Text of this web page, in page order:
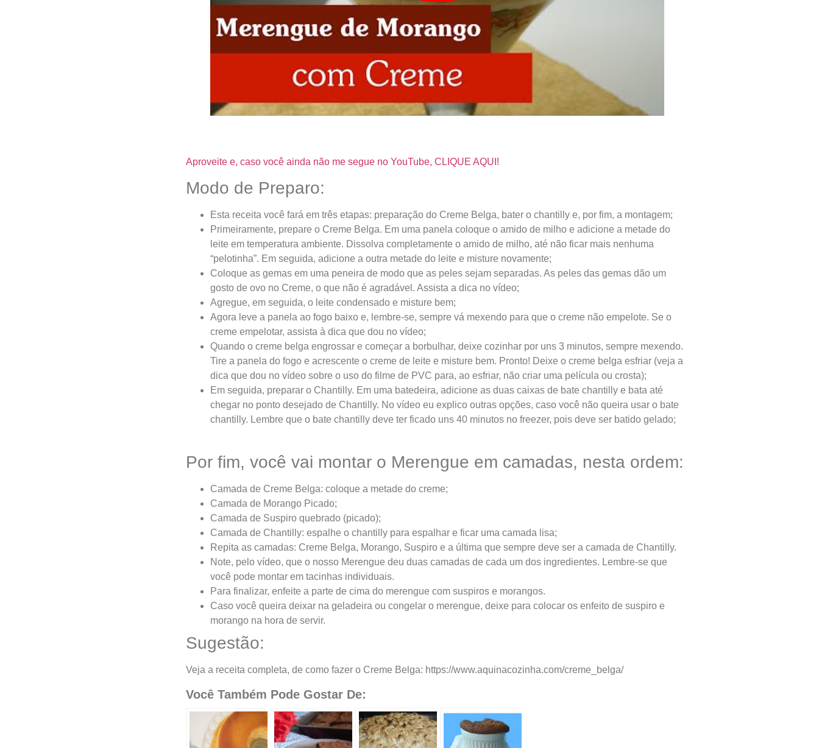
Aproveite e, caso você ainda não me segue no YouTube, CLIQUE AQUI!
Modo de Preparo:
Esta receita você fará em três etapas: preparação do Creme Belga, bater o chantilly e, por fim, a montagem;
Primeiramente, prepare o Creme Belga. Em uma panela coloque o amido de milho e adicione a metade do
leite em temperatura ambiente. Dissolva completamente o amido de milho, até não ficar mais nenhuma
“pelotinha”. Em seguida, adicione a outra metade do leite e misture novamente;
Coloque as gemas em uma peneira de modo que as peles sejam separadas. As peles das gemas dão um
gosto de ovo no Creme, o que não é agradável. Assista a dica no vídeo;
Agregue, em seguida, o leite condensado e misture bem;
Agora leve a panela ao fogo baixo e, lembre-se, sempre vá mexendo para que o creme não empelote. Se o
creme empelotar, assista à dica que dou no vídeo;
Quando o creme belga engrossar e começar a borbulhar, deixe cozinhar por uns 3 minutos, sempre mexendo.
Tire a panela do fogo e acrescente o creme de leite e misture bem. Pronto! Deixe o creme belga esfriar (veja a
dica que dou no vídeo sobre o uso do filme de PVC para, ao esfriar, não criar uma película ou crosta);
Em seguida, preparar o Chantilly. Em uma batedeira, adicione as duas caixas de bate chantilly e bata até
chegar no ponto desejado de Chantilly. No vídeo eu explico outras opções, caso você não queira usar o bate
chantilly. Lembre que o bate chantilly deve ter ficado uns 40 minutos no freezer, pois deve ser batido gelado;
Por fim, você vai montar o Merengue em camadas, nesta ordem:
Camada de Creme Belga: coloque a metade do creme;
Camada de Morango Picado;
Camada de Suspiro quebrado (picado);
Camada de Chantilly: espalhe o chantilly para espalhar e ficar uma camada lisa;
Repita as camadas: Creme Belga, Morango, Suspiro e a última que sempre deve ser a camada de Chantilly.
Note, pelo vídeo, que o nosso Merengue deu duas camadas de cada um dos ingredientes. Lembre-se que
você pode montar em tacinhas individuais.
Para finalizar, enfeite a parte de cima do merengue com suspiros e morangos.
Caso você queira deixar na geladeira ou congelar o merengue, deixe para colocar os enfeito de suspiro e
morango na hora de servir.
Sugestão:
Veja a receita completa, de como fazer o Creme Belga: https://www.aquinacozinha.com/creme_belga/
Você Também Pode Gostar De: